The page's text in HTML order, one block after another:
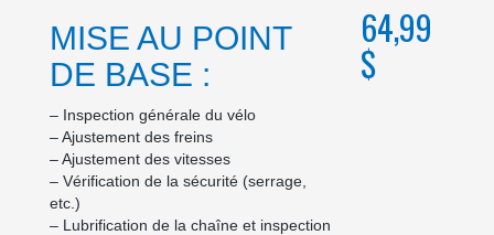
MISE AU POINT
DE BASE :
64,99
$
– Inspection générale du vélo
– Ajustement des freins
– Ajustement des vitesses
– Vérification de la sécurité (serrage,
etc.)
– Lubrification de la chaîne et inspection